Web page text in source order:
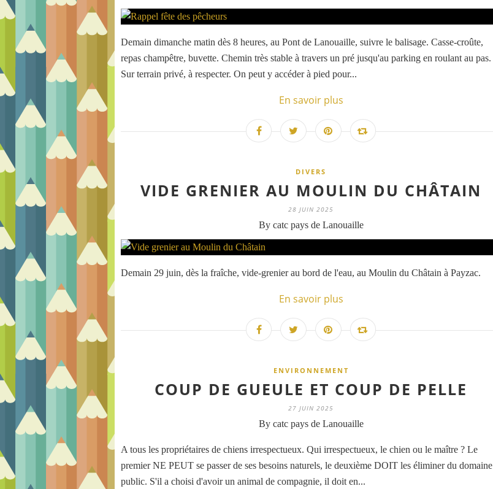
Demain dimanche matin dès 8 heures, au Pont de Lanouaille, suivre le balisage. Casse-croûte,
repas champêtre, buvette. Chemin très stable à travers un pré jusqu'au parking en roulant au pas.
Sur terrain privé, à respecter. On peut y accéder à pied pour...
En savoir plus
DIVERS
VIDE GRENIER AU MOULIN DU CHÂTAIN
28 JUIN 2025
By catc pays de Lanouaille
Demain 29 juin, dès la fraîche, vide-grenier au bord de l'eau, au Moulin du Châtain à Payzac.
En savoir plus
ENVIRONNEMENT
COUP DE GUEULE ET COUP DE PELLE
27 JUIN 2025
By catc pays de Lanouaille
A tous les propriétaires de chiens irrespectueux. Qui irrespectueux, le chien ou le maître ? Le
premier NE PEUT se passer de ses besoins naturels, le deuxième DOIT les éliminer du domaine
public. S'il a choisi d'avoir un animal de compagnie, il doit en...